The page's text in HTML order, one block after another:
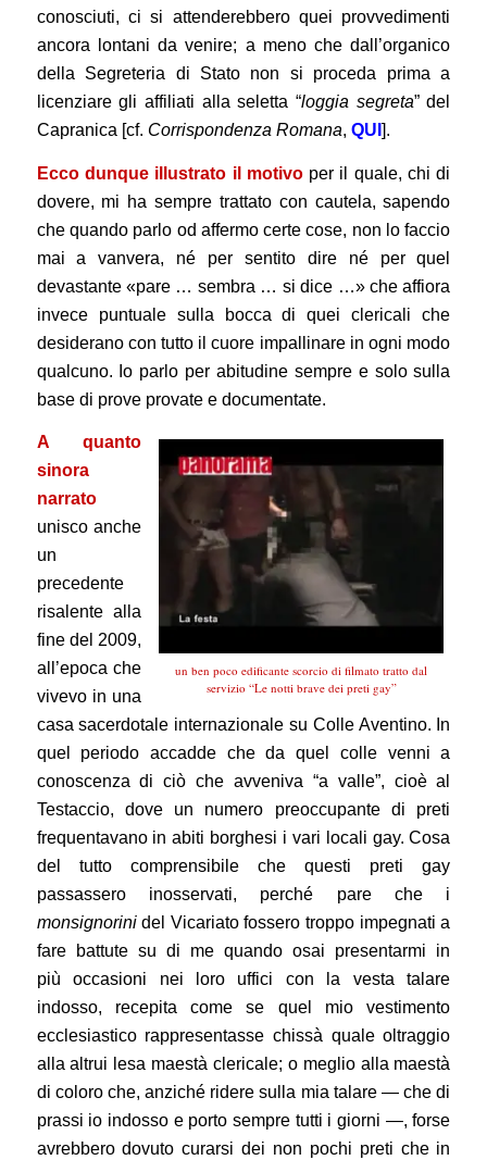
conosciuti, ci si attenderebbero quei provvedimenti
ancora lontani da venire; a meno che dall’organico
della Segreteria di Stato non si proceda prima a
licenziare gli affiliati alla seletta “loggia segreta” del
Capranica [cf. Corrispondenza Romana, QUI ].
Ecco dunque illustrato il motivoper il quale, chi di
dovere, mi ha sempre trattato con cautela, sapendo
che quando parlo od affermo certe cose, non lo faccio
mai a vanvera, né per sentito dire né per quel
devastante «pare … sembra … si dice …» che affiora
invece puntuale sulla bocca di quei clericali che
desiderano con tutto il cuore impallinare in ogni modo
qualcuno. Io parlo per abitudine sempre e solo sulla
base di prove provate e documentate.
un ben poco edificante scorcio di filmato tratto dal
servizio “Le notti brave dei preti gay”
A quanto
sinora
narrato
unisco anche
un
precedente
risalente alla
fine del 2009,
all’epoca che
vivevo in una
casa sacerdotale internazionale su Colle Aventino. In
quel periodo accadde che da quel colle venni a
conoscenza di ciò che avveniva “a valle”, cioè al
Testaccio, dove un numero preoccupante di preti
frequentavano in abiti borghesi i vari locali gay. Cosa
del tutto comprensibile che questi preti gay
passassero inosservati, perché pare che i
monsignorinidel Vicariato fossero troppo impegnati a
fare battute su di me quando osai presentarmi in
più occasioni nei loro uffici con la vesta talare
indosso, recepita come se quel mio vestimento
ecclesiastico rappresentasse chissà quale oltraggio
alla altrui lesa maestà clericale; o meglio alla maestà
di coloro che, anziché ridere sulla mia talare ― che di
prassi io indosso e porto sempre tutti i giorni ―, forse
avrebbero dovuto curarsi dei non pochi preti che in